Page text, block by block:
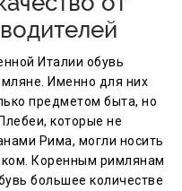
Италии обувь
Именно для них
предметом быта, но
которые не
Рима, могли носить
Коренным римлянам
большее количестве